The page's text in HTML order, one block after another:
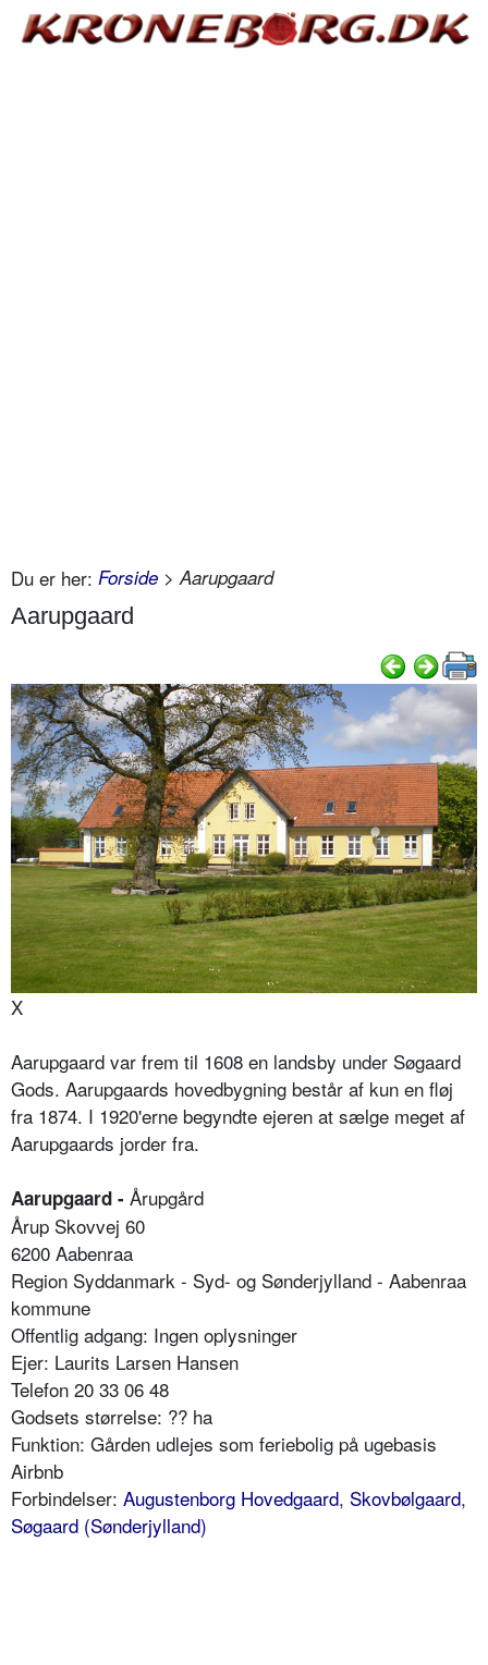
Du er her: Forside > Aarupgaard
Aarupgaard
X
Aarupgaard var frem til 1608 en landsby under Søgaard
Gods. Aarupgaards hovedbygning består af kun en fløj
fra 1874. I 1920'erne begyndte ejeren at sælge meget af
Aarupgaards jorder fra.
Aarupgaard - Årupgård
Årup Skovvej 60
6200 Aabenraa
Region Syddanmark - Syd- og Sønderjylland - Aabenraa
kommune
Offentlig adgang: Ingen oplysninger
Ejer: Laurits Larsen Hansen
Telefon 20 33 06 48
Godsets størrelse: ?? ha
Funktion: Gården udlejes som feriebolig på ugebasis
Airbnb
Forbindelser: Augustenborg Hovedgaard, Skovbølgaard,
Søgaard (Sønderjylland)